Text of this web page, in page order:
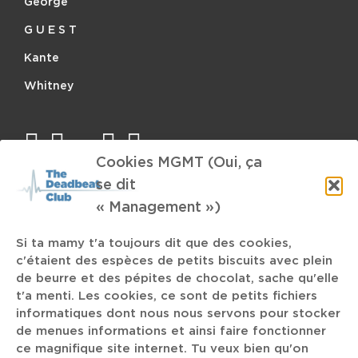
Cookies MGMT (Oui, ça
se dit
« Management »)
Si ta mamy t'a toujours dit que des cookies,
c'étaient des espèces de petits biscuits avec plein
de beurre et des pépites de chocolat, sache qu'elle
t'a menti. Les cookies, ce sont de petits fichiers
informatiques dont nous nous servons pour stocker
de menues informations et ainsi faire fonctionner
ce magnifique site internet. Tu veux bien qu'on
George
G U E S T
Kante
Whitney
facebook
twitter
mailinstagram
spotify
TAGS
Ashnikko Wendy Carlos 2021
La Défense Moyen-oriental épisode 8
Cité Miroir Go Go Penguin Fulco Ottervanger